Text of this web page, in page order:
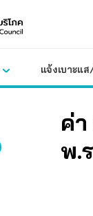
แจ้งเบาะแ
ค่
พ.